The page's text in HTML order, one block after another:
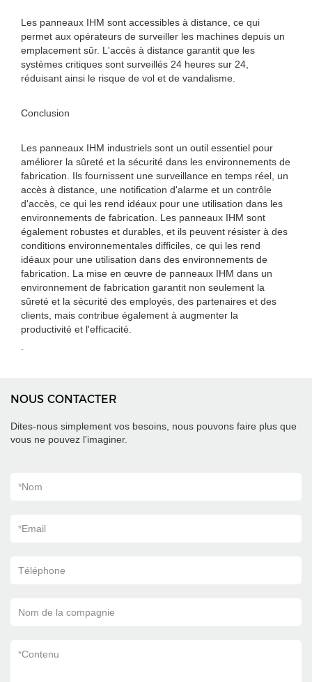
Les panneaux IHM sont accessibles à distance, ce qui
permet aux opérateurs de surveiller les machines depuis un
emplacement sûr. L'accès à distance garantit que les
systèmes critiques sont surveillés 24 heures sur 24,
réduisant ainsi le risque de vol et de vandalisme.
Conclusion
Les panneaux IHM industriels sont un outil essentiel pour
améliorer la sûreté et la sécurité dans les environnements de
fabrication. Ils fournissent une surveillance en temps réel, un
accès à distance, une notification d'alarme et un contrôle
d'accès, ce qui les rend idéaux pour une utilisation dans les
environnements de fabrication. Les panneaux IHM sont
également robustes et durables, et ils peuvent résister à des
conditions environnementales difficiles, ce qui les rend
idéaux pour une utilisation dans des environnements de
fabrication. La mise en œuvre de panneaux IHM dans un
environnement de fabrication garantit non seulement la
sûreté et la sécurité des employés, des partenaires et des
clients, mais contribue également à augmenter la
productivité et l'efficacité.
NOUS CONTACTER
Dites-nous simplement vos besoins, nous pouvons faire plus que
vous ne pouvez l'imaginer.
*Nom
*Email
Téléphone
Nom de la compagnie
*Contenu